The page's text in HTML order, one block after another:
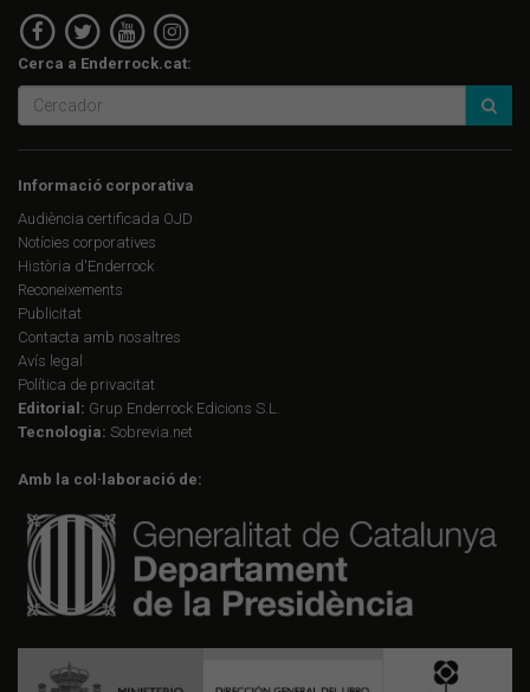
Cerca a Enderrock.cat:
Informació corporativa
Audiència certificada OJD
Notícies corporatives
Història d'Enderrock
Reconeixements
Publicitat
Contacta amb nosaltres
Avís legal
Política de privacitat
Editorial: Grup Enderrock Edicions S.L.
Tecnologia: Sobrevia.net
Amb la col·laboració de: